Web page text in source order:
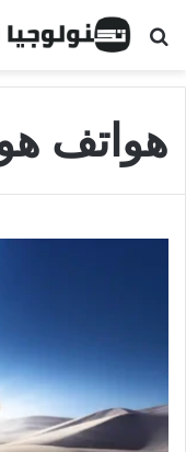
البحث عن
هواتف هونر